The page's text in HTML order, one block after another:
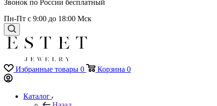
Звонок по России бесплатный
Пн-Пт с 9:00 до 18:00 Мск
Избранные товары 0 Корзина 0
Каталог